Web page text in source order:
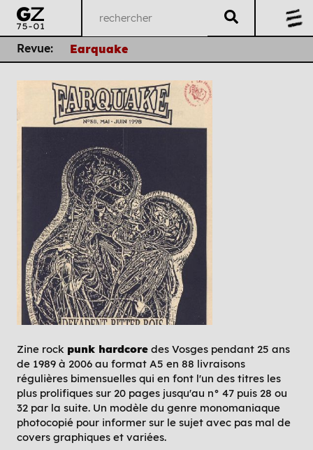
Revue: Earquake
Zine rock punk hardcore des Vosges pendant 25 ans
de 1989 à 2006 au format A5 en 88 livraisons
régulières bimensuelles qui en font l'un des titres les
plus prolifiques sur 20 pages jusqu'au n° 47 puis 28 ou
32 par la suite. Un modèle du genre monomaniaque
photocopié pour informer sur le sujet avec pas mal de
covers graphiques et variées.